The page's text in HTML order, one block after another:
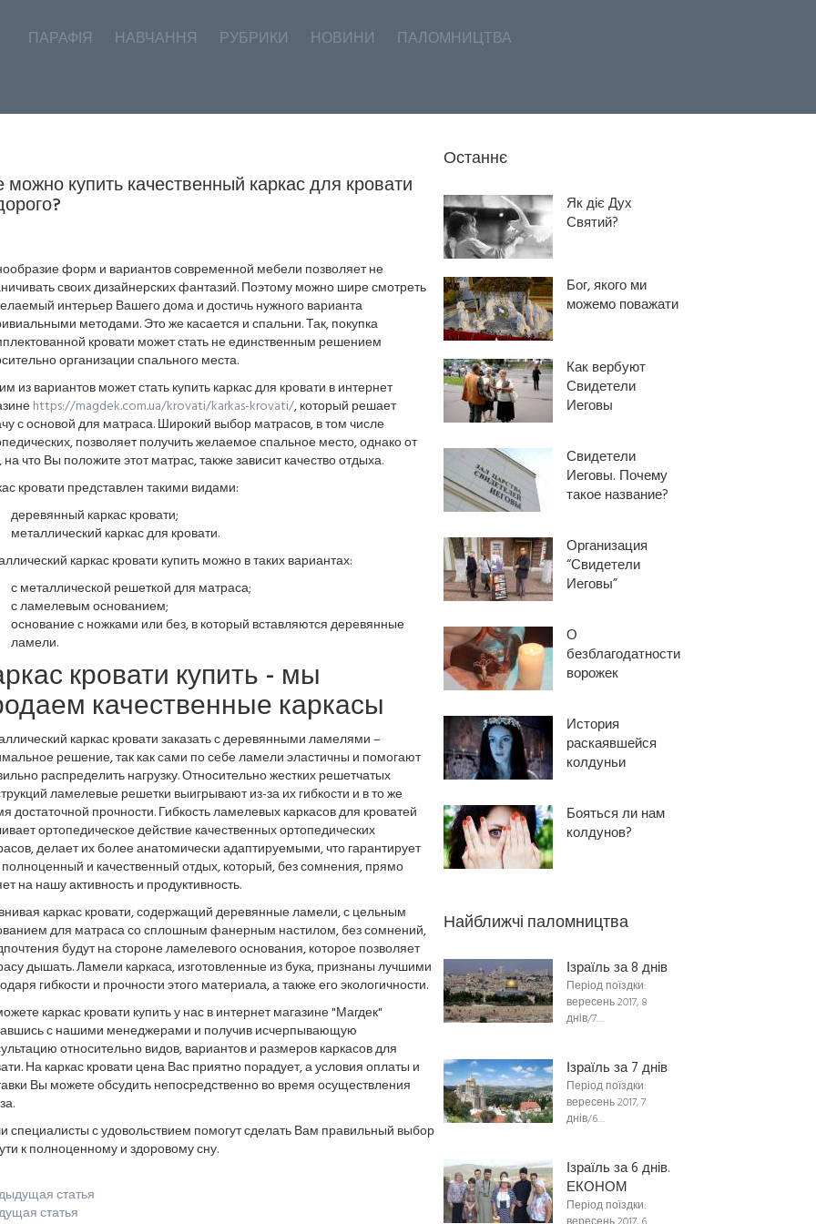
ПАРАФІЯ НАВЧАННЯ РУБРИКИ НОВИНИ ПАЛОМНИЦТВА
можно купить качественный каркас для кровати
форм и вариантов современной мебели позволяет не
своих дизайнерских фантазий. Поэтому можно шире смотреть
интерьер Вашего дома и достичь нужного варианта
методами. Это же касается и спальни. Так, покупка
кровати может стать не единственным решением
организации спального места.
из вариантов может стать купить каркас для кровати в интернет
https://magdek.com.ua/krovati/karkas-krovati/, который решает
с основой для матраса. Широкий выбор матрасов, в том числе
позволяет получить желаемое спальное место, однако от
на что Вы положите этот матрас, также зависит качество отдыха.
кровати представлен такими видами:
деревянный каркас кровати;
металлический каркас для кровати.
каркас кровати купить можно в таких вариантах:
с металлической решеткой для матраса;
с ламелевым основанием;
основание с ножками или без, в который вставляются деревянные
ламели.
кровати купить - мы
качественные каркасы
каркас кровати заказать с деревянными ламелями –
решение, так как сами по себе ламели эластичны и помогают
распределить нагрузку. Относительно жестких решетчатых
ламелевые решетки выигрывают из-за их гибкости и в то же
достаточной прочности. Гибкость ламелевых каркасов для кроватей
ортопедическое действие качественных ортопедических
делает их более анатомически адаптируемыми, что гарантирует
и качественный отдых, который, без сомнения, прямо
на нашу активность и продуктивность.
каркас кровати, содержащий деревянные ламели, с цельным
для матраса со сплошным фанерным настилом, без сомнений,
будут на стороне ламелевого основания, которое позволяет
дышать. Ламели каркаса, изготовленные из бука, признаны лучшими
гибкости и прочности этого материала, а также его экологичности.
каркас кровати купить у нас в интернет магазине "Магдек"
с нашими менеджерами и получив исчерпывающую
относительно видов, вариантов и размеров каркасов для
На каркас кровати цена Вас приятно порадует, а условия оплаты и
Вы можете обсудить непосредственно во время осуществления
специалисты с удовольствием помогут сделать Вам правильный выбор
к полноценному и здоровому сну.
статья
статья
Останнє
Як діє Дух
Святий?
Бог, якого ми
можемо поважати
Как вербуют
Свидетели
Иеговы
Свидетели
Иеговы. Почему
такое название?
Организация
“Свидетели
Иеговы”
О
безблагодатности
ворожек
История
раскаявшейся
колдуньи
Бояться ли нам
колдунов?
Найближчі паломництва
Ізраїль за 8 днів
Період поїздки:
вересень 2017, 8
днів/7…
Ізраїль за 7 днів
Період поїздки:
вересень 2017, 7
днів/6…
Ізраїль за 6 днів.
ЕКОНОМ
Період поїздки: